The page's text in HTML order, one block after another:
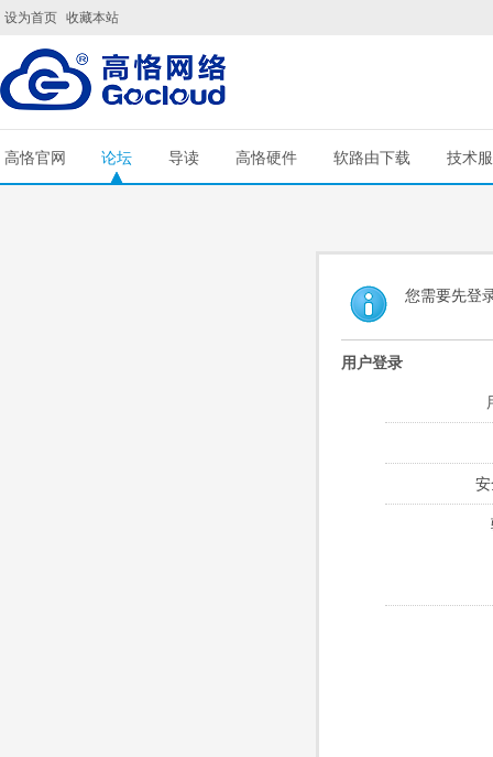
设为首页 收藏本站
高恪官网 论坛 导读 高恪硬件 软路由下载 技术
您需要先登
用户登录